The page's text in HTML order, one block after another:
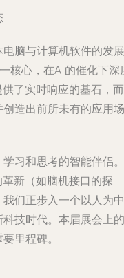
脑与计算机软件的发展
核心，在AI的催化下深
了实时响应的基石，而
造出前所未有的应用场
习和思考的智能伴侣。
新（如脑机接口的探
们正步入一个以人为中
技时代。本届展会上的
里程碑。